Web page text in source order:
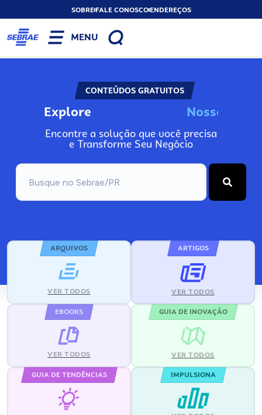
SOBREFALE CONOSCOENDEREÇOS
MENU
CONTEÚDOS GRATUITOS
Explore No
Encontre a solução que você precisa
e Transforme Seu Negócio
ARQUIVOS
VER TODOS
ARTIGOS
VER TODOS
EBOOKS
VER TODOS
GUIA DE INOVAÇÃO
VER TODOS
GUIA DE TENDÊNCIAS IMPULSIONA